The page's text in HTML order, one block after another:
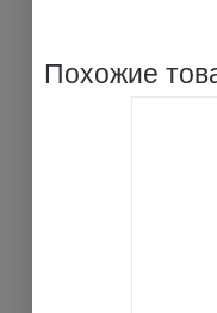
Похожие